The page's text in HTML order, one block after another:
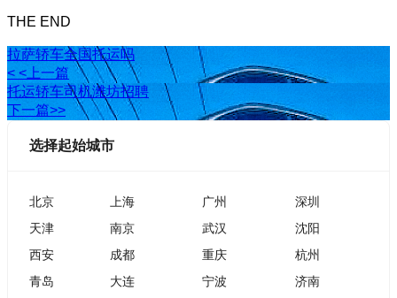
THE END
拉萨轿车全国托运吗
< <上一篇
托运轿车司机潍坊招聘
下一篇>>
选择起始城市
北京 上海 广州
深圳
天津
南京 武汉
沈阳
西安
成都 重庆
杭州
青岛
大连 宁波
济南